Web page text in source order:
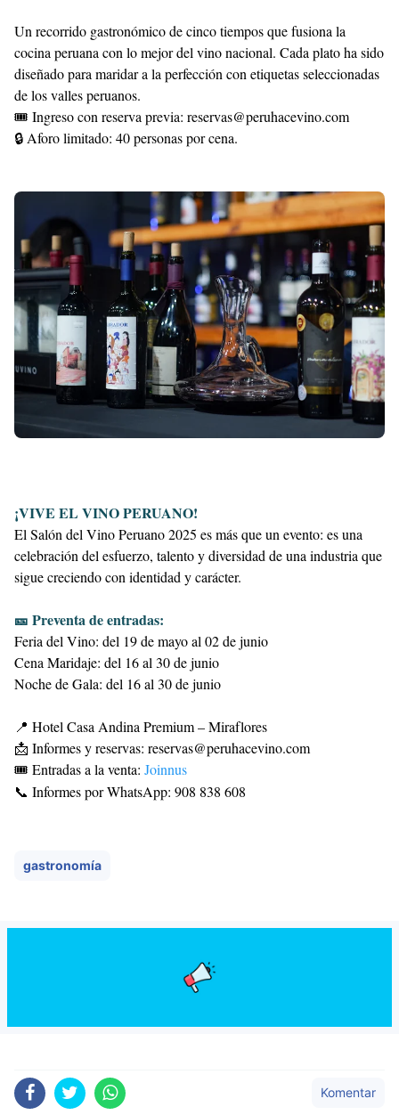
Un recorrido gastronómico de cinco tiempos que fusiona la
cocina peruana con lo mejor del vino nacional. Cada plato ha sido
diseñado para maridar a la perfección con etiquetas seleccionadas
de los valles peruanos.
🎟 Ingreso con reserva previa: reservas@peruhacevino.com
🔒 Aforo limitado: 40 personas por cena.
¡VIVE EL VINO PERUANO!
El Salón del Vino Peruano 2025 es más que un evento: es una
celebración del esfuerzo, talento y diversidad de una industria que
sigue creciendo con identidad y carácter.
🎫 Preventa de entradas:
Feria del Vino: del 19 de mayo al 02 de junio
Cena Maridaje: del 16 al 30 de junio
Noche de Gala: del 16 al 30 de junio
📍 Hotel Casa Andina Premium – Miraflores
📩 Informes y reservas: reservas@peruhacevino.com
🎟 Entradas a la venta: Joinnus
📞 Informes por WhatsApp: 908 838 608
gastronomía
Komentar